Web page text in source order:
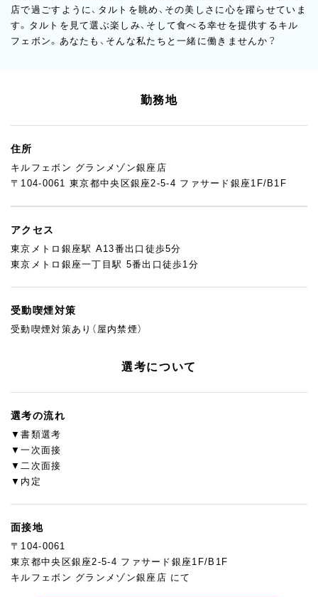
店で過ごすように、タルトを眺め、その美しさに心を躍らせていま
す。タルトを見て選ぶ楽しみ、そして食べる幸せを提供するキル
フェボン。あなたも、そんな私たちと一緒に働きませんか？
勤務地
住所
キルフェボン グランメゾン銀座店
〒104-0061 東京都中央区銀座2-5-4 ファサード銀座1F/B1F
アクセス
東京メトロ銀座駅 A13番出口徒歩5分
東京メトロ銀座一丁目駅 5番出口徒歩1分
受動喫煙対策
受動喫煙対策あり（屋内禁煙）
選考について
選考の流れ
▼書類選考
▼一次面接
▼二次面接
▼内定
面接地
〒104-0061
東京都中央区銀座2-5-4 ファサード銀座1F/B1F
キルフェボン グランメゾン銀座店 にて